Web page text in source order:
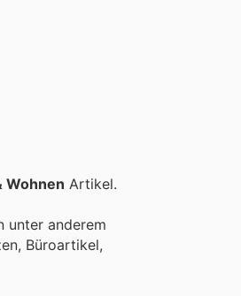
Wohnen Artikel.
unter anderem
Büroartikel,